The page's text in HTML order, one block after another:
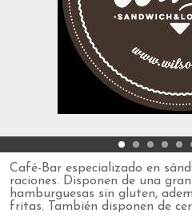
Café-Bar especializado en
raciones. Disponen de una
hamburguesas sin gluten,
fritas. También disponen de